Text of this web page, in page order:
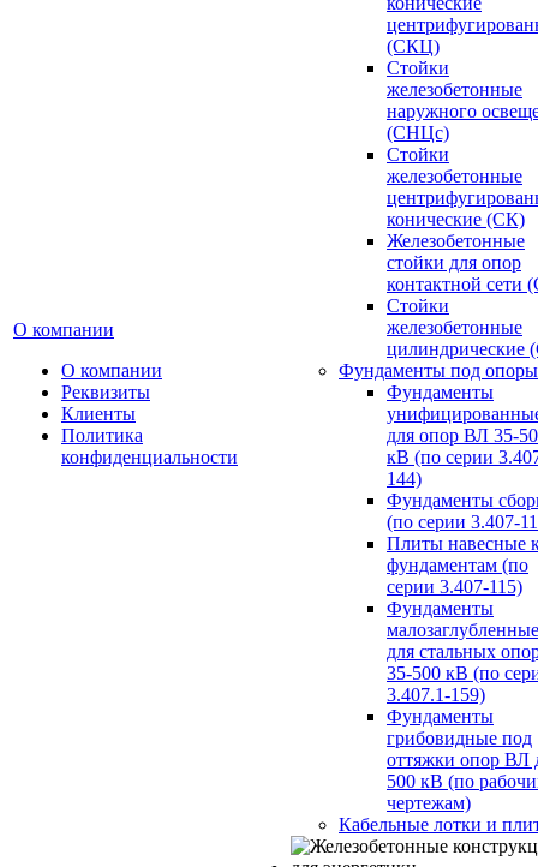
О компании
О компании
Реквизиты
Клиенты
Политика
конфиденциальности
(СКЦ)
Стойки
железобетонные
наружного
(СНЦс)
Стойки
железобетонные
конические (СК)
Железобетонные
стойки для опор
контактной сети
Стойки
железобетонные
цилиндрические
Фундаменты под опоры
Фундаменты
для опор ВЛ 35-
кВ (по серии
144)
Фундаменты
(по серии 3.407-
Плиты навесные
фундаментам (по
серии 3.407-115)
Фундаменты
малозаглубленные
для стальных
35-500 кВ (по
3.407.1-159)
Фундаменты
грибовидные под
оттяжки опор ВЛ
500 кВ (по
чертежам)
Кабельные лотки и